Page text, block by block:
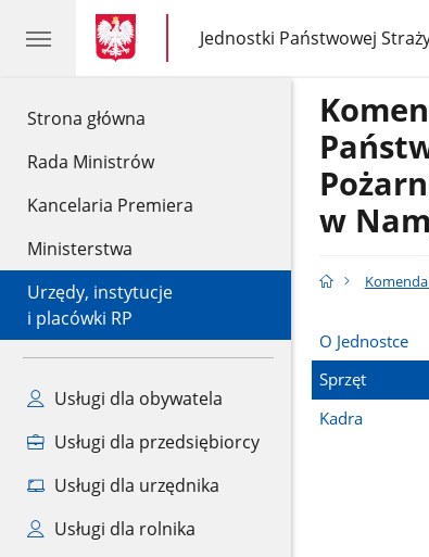
Strona główna
Rada Ministrów
Kancelaria Premiera
Ministerstwa
Urzędy, instytucje
i placówki RP
Usługi dla obywatela
Usługi dla przedsiębiorcy
Usługi dla urzędnika
Usługi dla rolnika
gov.pl
gov.pl
Jednostki Państwowej
gov.pl
Jednostki
Państwowej
w
O Jednostce
Sprzęt
Kadra